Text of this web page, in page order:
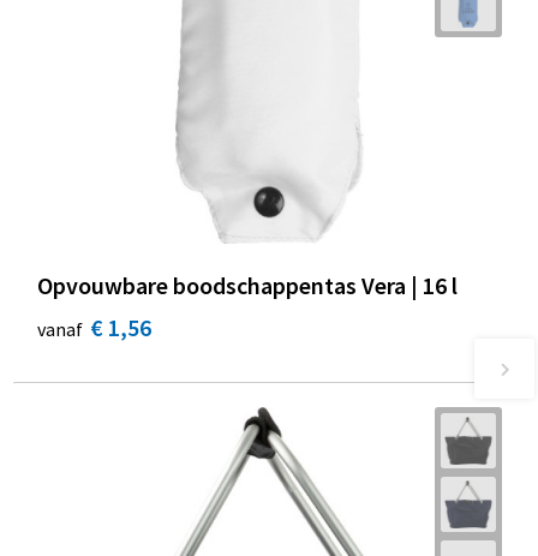
Opvouwbare boodschappentas Vera | 16 l
vanaf € 1,56